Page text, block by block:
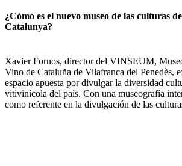
¿Cómo es el nuevo museo de las culturas
Catalunya?
Xavier Fornos, director del VINSEUM,
Vino de Cataluña de Vilafranca del Penedès,
espacio apuesta por divulgar la diversidad
vitivinícola del país. Con una museografía
como referente en la divulgación de las